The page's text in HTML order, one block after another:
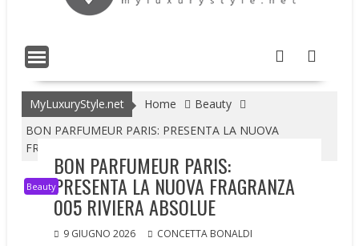
MyLuxuryStyle.net Home
Beauty
BON PARFUMEUR PARIS: PRESENTA LA NUOVA
FRAGRANZA 005 RIVIERA ABSOLUE
Beauty
BON PARFUMEUR PARIS:
PRESENTA LA NUOVA FRAGRANZA
005 RIVIERA ABSOLUE
9 GIUGNO 2026 CONCETTA BONALDI